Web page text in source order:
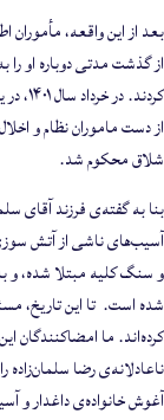
بعد از این واقعه،
شلاق محکوم شد.
بنا به گفته‌ی فرزند آقای
آسیب‌های ناشی از آتش
و سنگ کلیه مبتلا شده، و
شده است. تا این تاریخ،
کرده‌اند. ما امضاکنندگان
ناعادلانه‌ی رضا
آغوش خانواده‌ی داغدار و